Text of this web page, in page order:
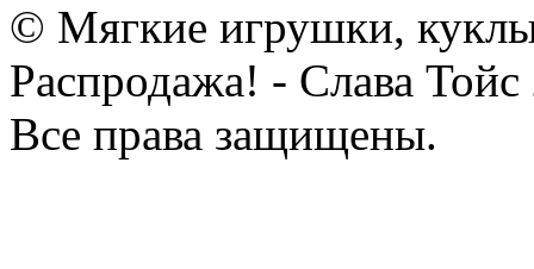
© Мягкие игрушки,
Распродажа! - Слава Тойс
Все права защищены.